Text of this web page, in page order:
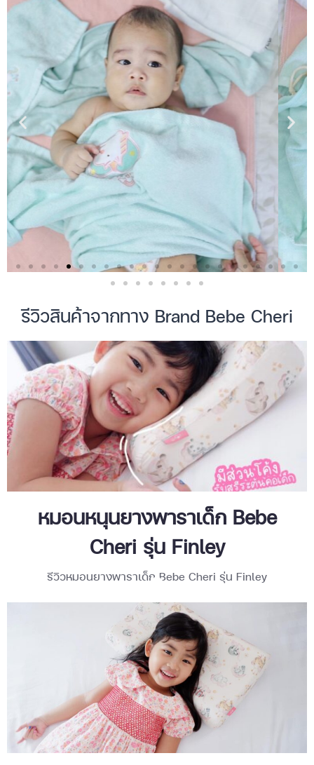
รีวิวสินค้าจากทาง Brand Bebe Cheri
หมอนหนุนยางพาราเด็ก Bebe
Cheri รุ่น Finley
รีวิวหมอนยางพาราเด็ก Bebe Cheri รุ่น Finley